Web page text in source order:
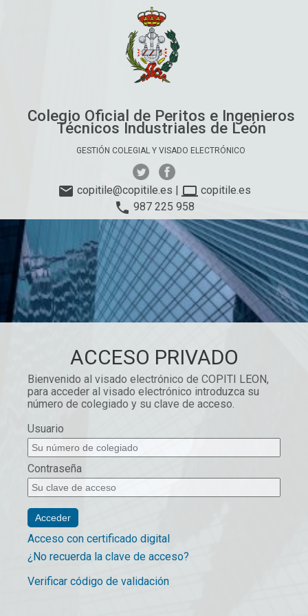
Colegio Oficial de Peritos e Ingenieros
Técnicos Industriales de León
GESTIÓN COLEGIAL Y VISADO ELECTRÓNICO
email copitile@copitile.es computer copitile.es
phone 987 225 958
ACCESO PRIVADO
Bienvenido al visado electrónico de COPITI LEON,
para acceder al visado electrónico introduzca su
número de colegiado y su clave de acceso.
Usuario
Contraseña
Acceso con certificado digital
¿No recuerda la clave de acceso?
Verificar código de validación